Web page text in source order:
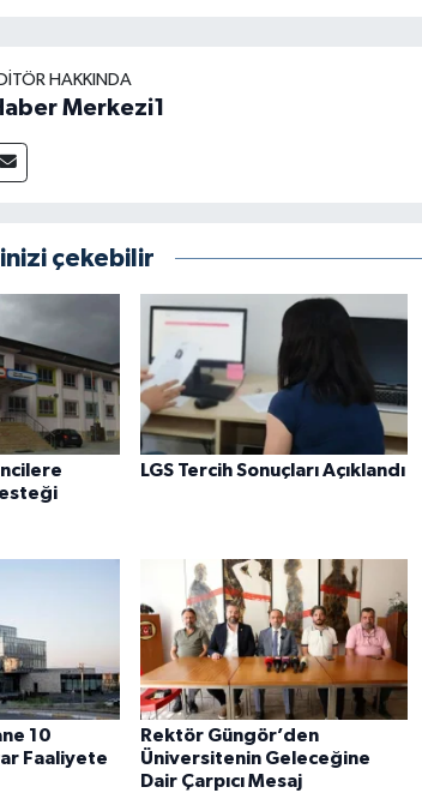
HAKKINDA
Merkezi1
çekebilir
LGS Tercih Sonuçları Açıklandı
10
Faaliyete
Rektör Güngör’den
Üniversitenin Geleceğine
Dair Çarpıcı Mesaj